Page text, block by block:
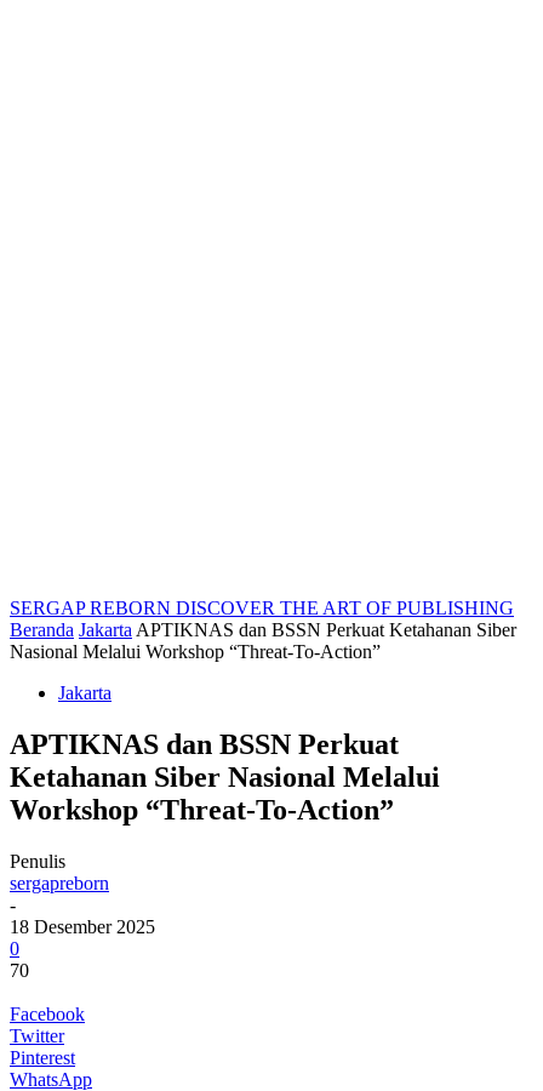
SERGAP REBORN DISCOVER THE ART OF PUBLISHING
Beranda Jakarta APTIKNAS dan BSSN Perkuat Ketahanan Siber
Nasional Melalui Workshop “Threat-To-Action”
Jakarta
APTIKNAS dan BSSN Perkuat
Ketahanan Siber Nasional Melalui
Workshop “Threat-To-Action”
Penulis
sergapreborn
-
18 Desember 2025
0
70
Facebook
Twitter
Pinterest
WhatsApp